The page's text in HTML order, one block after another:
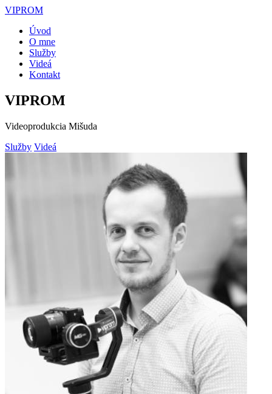
VIPROM
Úvod
O mne
Služby
Videá
Kontakt
VIPROM
Videoprodukcia Mišuda
Služby Videá